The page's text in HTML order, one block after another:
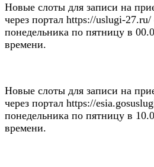
Новые слоты для записи на
через портал https://uslugi-
понедельника по пятницу в
времени.
Новые слоты для записи на
через портал https://
понедельника по пятницу в
времени.